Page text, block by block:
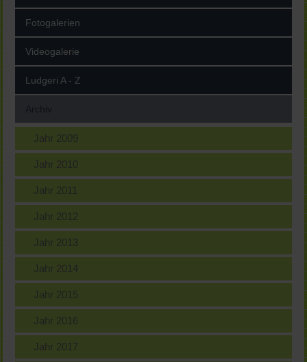
Fotogalerien
Videogalerie
Ludgeri A - Z
Jahr 2009
Jahr 2010
Jahr 2011
Jahr 2012
Jahr 2013
Jahr 2014
Jahr 2015
Jahr 2016
Jahr 2017